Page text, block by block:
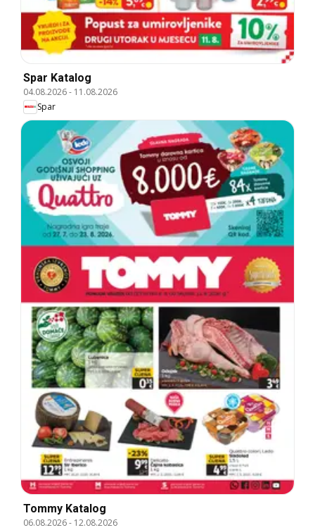
Spar Katalog
04.08.2026- 11.08.2026
Spar
Tommy Katalog
06.08.2026- 12.08.2026